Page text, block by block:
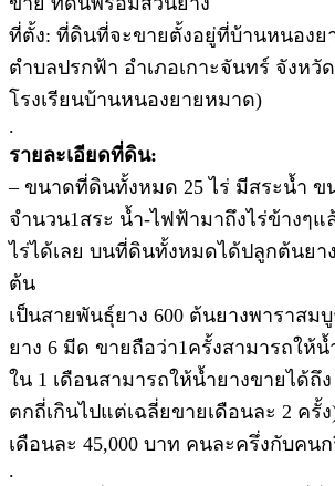
ที่ตั้ง: ที่ดินที่จะขายตั้งอยู่ที่บ้านหนองย
ตำบลปรกฟ้า อำเภอเกาะจันทร์ จังหวั
โรงเรียนบ้านหนองยายหมาด)
.
รายละเอียดที่ดิน:
– ขนาดที่ดินทั้งหมด 25 ไร่ มีสระน้ำ ข
จำนวน1สระ น้ำ-ไฟฟ้ามาถึงไร่ข้างๆแ
ไร่ได้เลย บนที่ดินทั้งหมดได้ปลูกต้นยาง
ต้น
เป็นสายพันธุ์ยาง 600 ต้นยางพาราส
ยาง 6 มีด ขายถือว่า1ครั้งสามารถให้น้
ใน 1 เดือนสามารถให้น้ำยางขายได้ถึ
ตกถี่เกินไปแต่เฉลี่ยขายเดือนละ 2 ครั้
เดือนละ 45,000 บาท คนละครึ่งกับคน
.